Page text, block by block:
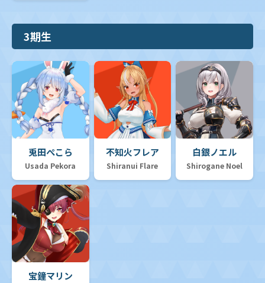
3期生
兎田ぺこら
Usada Pekora
不知火フレア
Shiranui Flare
白銀ノエル
Shirogane Noel
宝鐘マリン